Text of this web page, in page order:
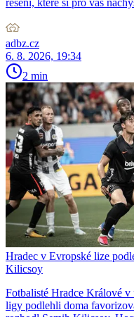
řešení, které si pro vás
adbz.cz
6. 8. 2026, 19:34
2 min
Hradec v Evropské lize
Kilicsoy
Fotbalisté Hradce Králové
ligy podlehli doma